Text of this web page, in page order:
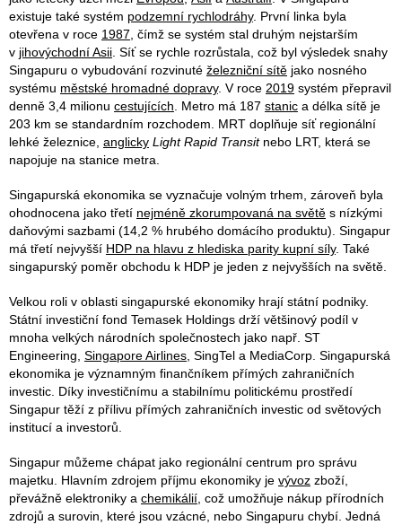
existuje také systém podzemní rychlodráhy. První linka byla
otevřena v roce 1987 , čímž se systém stal druhým nejstarším
v jihovýchodní Asii . Síť se rychle rozrůstala, což byl výsledek snahy
Singapuru o vybudování rozvinuté železniční sítě jako nosného
systému městské hromadné dopravy. V roce 2019 systém přepravil
denně 3,4 milionu cestujících . Metro má 187 stanic a délka sítě je
203 km se standardním rozchodem. MRT doplňuje síť regionální
lehké železnice, anglicky Light Rapid Transitnebo LRT, která se
napojuje na stanice metra.
Singapurská ekonomika se vyznačuje volným trhem, zároveň byla
ohodnocena jako třetí nejméně zkorumpovaná na světě s nízkými
daňovými sazbami (14,2 % hrubého domácího produktu). Singapur
má třetí nejvyšší HDP na hlavu z hlediska parity kupní síly. Také
singapurský poměr obchodu k HDP je jeden z nejvyšších na světě.
Velkou roli v oblasti singapurské ekonomiky hrají státní podniky.
Státní investiční fond Temasek Holdings drží většinový podíl v
mnoha velkých národních společnostech jako např. ST
Engineering, Singapore Airlines , SingTel a MediaCorp. Singapurská
ekonomika je významným finančníkem přímých zahraničních
investic. Díky investičnímu a stabilnímu politickému prostředí
Singapur těží z přílivu přímých zahraničních investic od světových
institucí a investorů.
Singapur můžeme chápat jako regionální centrum pro správu
majetku. Hlavním zdrojem příjmu ekonomiky je vývoz zboží,
převážně elektroniky a chemikálií , což umožňuje nákup přírodních
zdrojů a surovin, které jsou vzácné, nebo Singapuru chybí. Jedná